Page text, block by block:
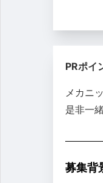
PRポイ
メカニ
是非一
募集背